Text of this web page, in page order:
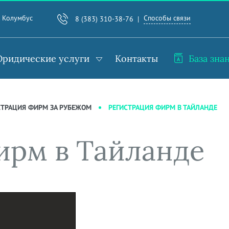
Колумбус 8 (383) 310-38-76 Способы связи
услуги Контакты База
ФИРМ ЗА РУБЕЖОМ РЕГИСТРАЦИЯ ФИРМ В ТАЙЛАНДЕ
в Тайланде